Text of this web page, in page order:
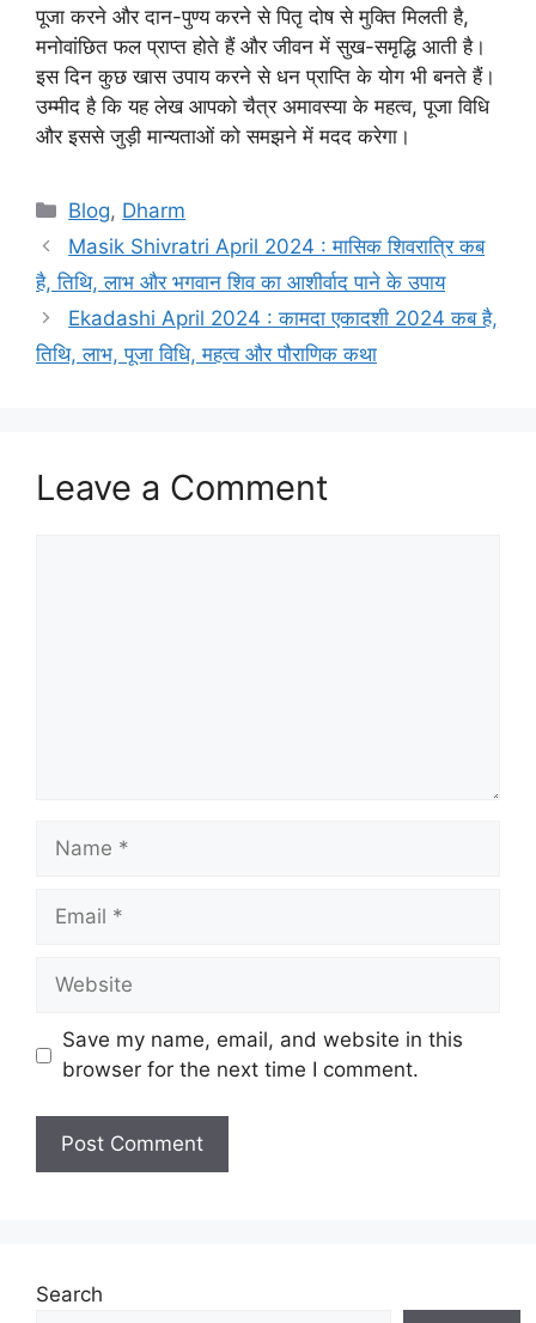
पूजा करने और दान-पुण्य करने से पितृ दोष से मुक्ति मिलती है,
मनोवांछित फल प्राप्त होते हैं और जीवन में सुख-समृद्धि आती है।
इस दिन कुछ खास उपाय करने से धन प्राप्ति के योग भी बनते हैं।
उम्मीद है कि यह लेख आपको चैत्र अमावस्या के महत्व, पूजा विधि
और इससे जुड़ी मान्यताओं को समझने में मदद करेगा।
C
a
e
g
o
s
Blog, Dharm
Masik Shivratri April 2024 : मासिक शिवरात्रि कब
है, तिथि, लाभ और भगवान शिव का आशीर्वाद पाने के उपाय
Ekadashi April 2024 : कामदा एकादशी 2024 कब है,
तिथि, लाभ, पूजा विधि, महत्व और पौराणिक कथा
Leave a Comment
s
t
Save my name, email, and website in this
browser for the next time I comment.
Search